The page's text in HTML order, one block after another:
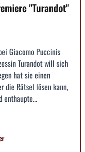
"Turandot"
Giacomo Puccinis
Turandot will sich
hat sie einen
die Rätsel lösen kann,
enthaupte...